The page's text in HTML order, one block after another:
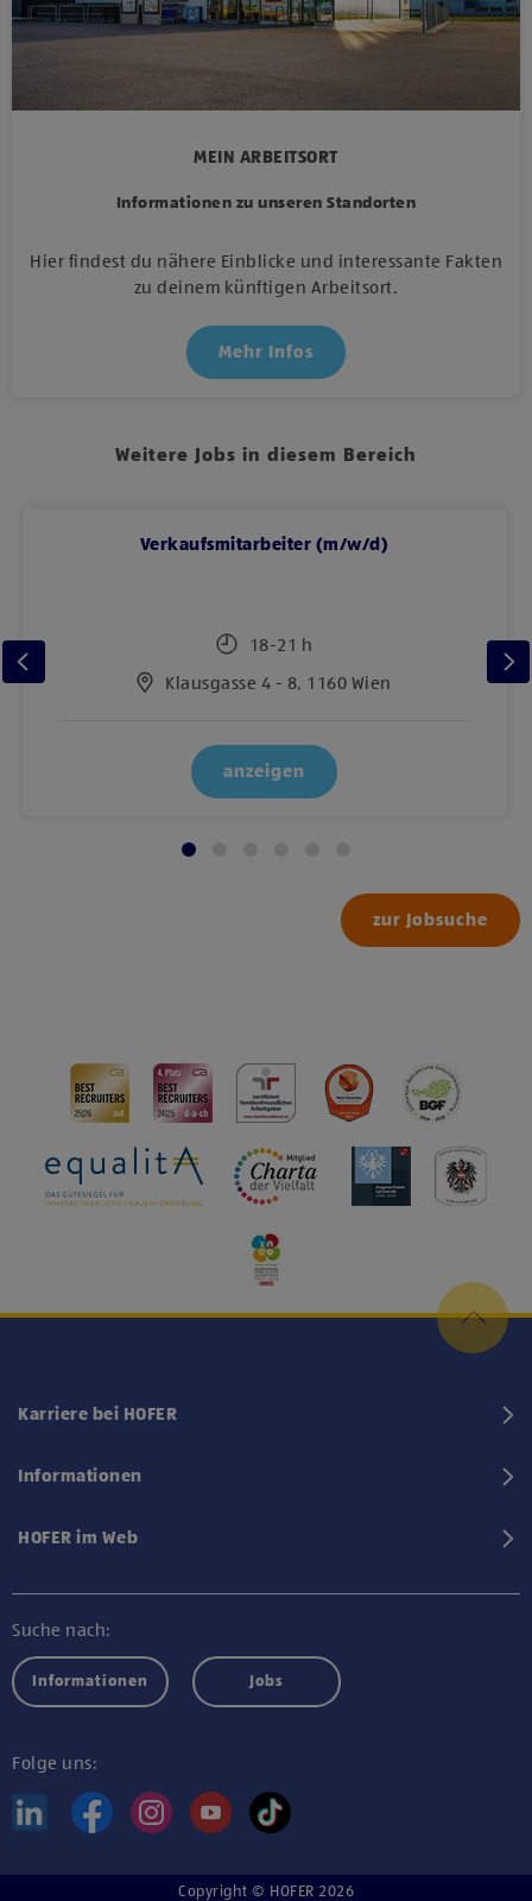
MEIN ARBEITSORT
Informationen zu unseren Standorten
Hier findest du nähere Einblicke und interessante Fakten
zu deinem künftigen Arbeitsort.
Mehr Infos
Weitere Jobs in diesem Bereich
Verkaufsmitarbeiter (m/w/d)
18-21 h
Klausgasse 4 - 8, 1160 Wien
anzeigen
zur Jobsuche
Karriere bei HOFER
Informationen
HOFER im Web
Suche nach:
Informationen Jobs
Folge uns:
Copyright © HOFER 2026